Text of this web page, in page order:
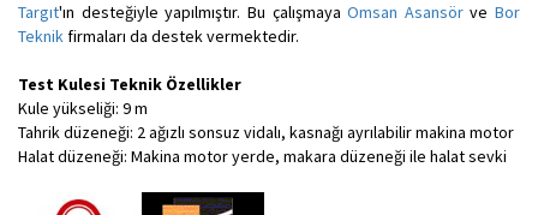
Targıt'ın desteğiyle yapılmıştır. Bu çalışmayaOmsan Asansörve Bor
Teknikfirmaları da destek vermektedir.
Test Kulesi Teknik Özellikler
Kule yükseliği: 9 m
Tahrik düzeneği: 2 ağızlı sonsuz vidalı, kasnağı ayrılabilir makina motor
Halat düzeneği: Makina motor yerde, makara düzeneği ile halat sevki